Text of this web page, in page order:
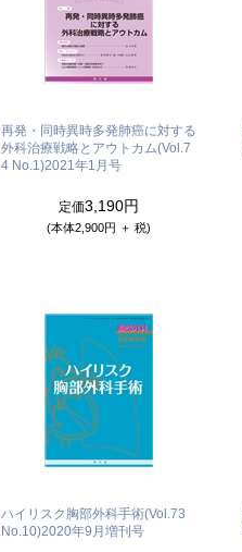
再発・同時異時多発肺癌に対する
外科治療戦略とアウトカム(Vol.7
4 No.1)2021年1月号
定価3,190円
(本体2,900円 ＋ 税)
ハイリスク胸部外科手術(Vol.73
No.10)2020年9月増刊号